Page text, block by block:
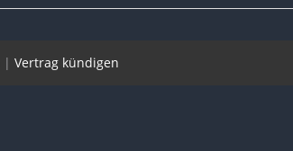
| Vertrag kündigen